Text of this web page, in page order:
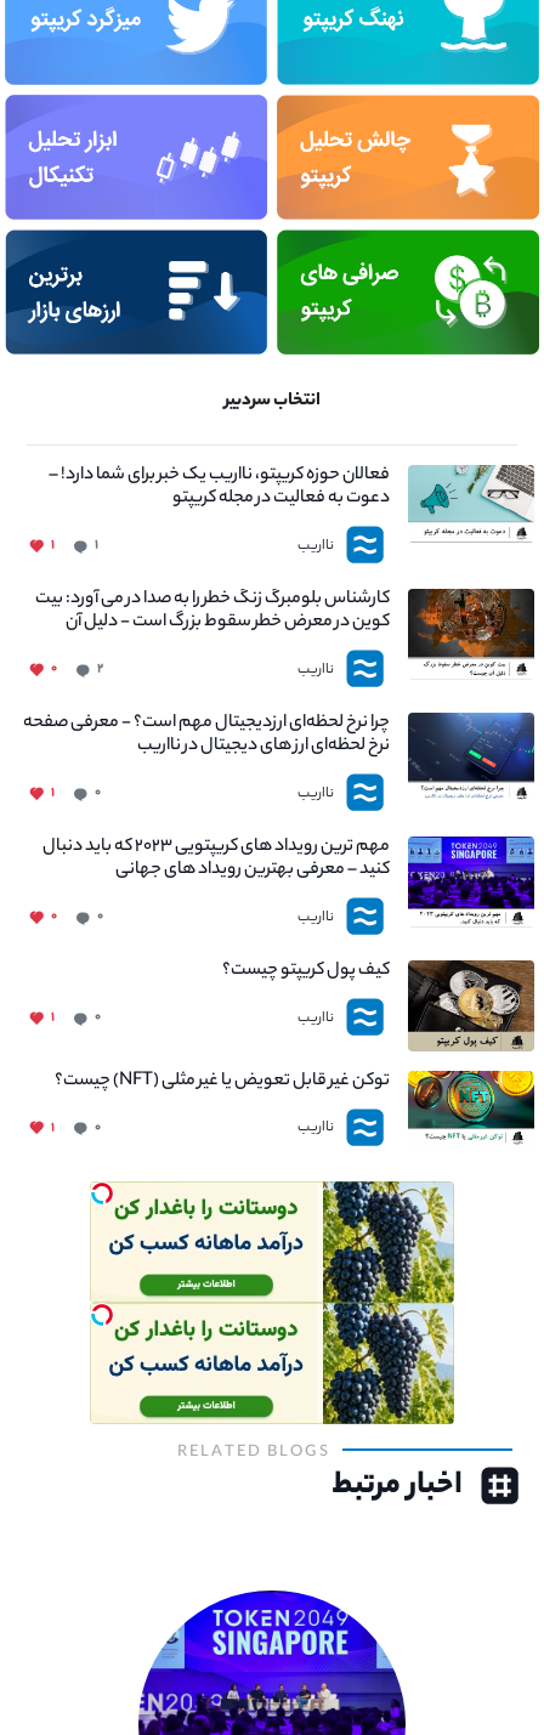
انتخاب سردبیر
فعالان حوزه کریپتو، نااریب یک خبر برای شما دارد! –
دعوت به فعالیت در مجله کریپتو
نااریب ۱ ۱
کارشناس بلومبرگ زنگ خطر را به صدا در می آورد: بیت
کوین در معرض خطر سقوط بزرگ است - دلیل آن
چیست؟
نااریب ۲ ۰
چرا نرخ لحظه‌ای ارزدیجیتال مهم است؟ - معرفی صفحه
نرخ لحظه‌ای ارز های دیجیتال در نااریب
نااریب ۰ ۱
مهم ترین رویداد های کریپتویی ۲۰۲۳ که باید دنبال
کنید – معرفی بهترین رویداد های جهانی
نااریب ۰ ۰
کیف پول کریپتو چیست؟
نااریب ۰ ۱
توکن غیر قابل تعویض یا غیر مثلی (NFT) چیست؟
نااریب ۰ ۱
RELATED BLOGS
اخبار مرتبط